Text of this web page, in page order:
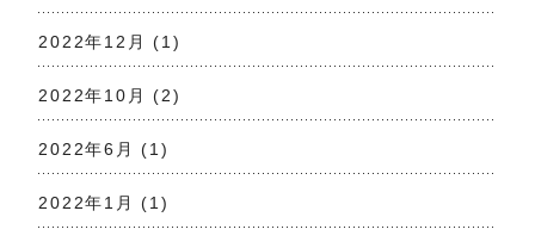
2022年12月 (1)
2022年10月 (2)
2022年6月 (1)
2022年1月 (1)